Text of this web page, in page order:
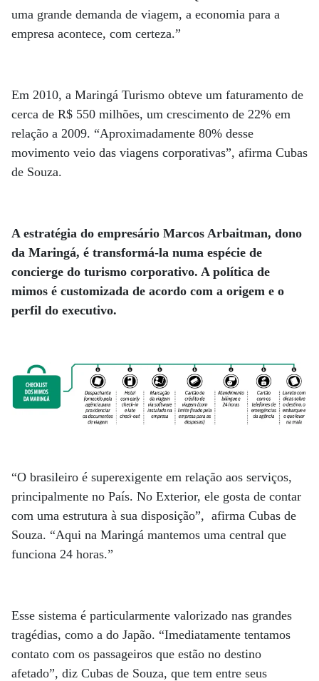
uma grande demanda de viagem, a economia para a
empresa acontece, com certeza.”
Em 2010, a Maringá Turismo obteve um faturamento de
cerca de R$ 550 milhões, um crescimento de 22% em
relação a 2009. “Aproximadamente 80% desse
movimento veio das viagens corporativas”, afirma Cubas
de Souza.
A estratégia do empresário Marcos Arbaitman, dono
da Maringá, é transformá-la numa espécie de
concierge do turismo corporativo. A política de
mimos é customizada de acordo com a origem e o
perfil do executivo.
“O brasileiro é superexigente em relação aos serviços,
principalmente no País. No Exterior, ele gosta de contar
com uma estrutura à sua disposição”, afirma Cubas de
Souza. “Aqui na Maringá mantemos uma central que
funciona 24 horas.”
Esse sistema é particularmente valorizado nas grandes
tragédias, como a do Japão. “Imediatamente tentamos
contato com os passageiros que estão no destino
afetado”, diz Cubas de Souza, que tem entre seus